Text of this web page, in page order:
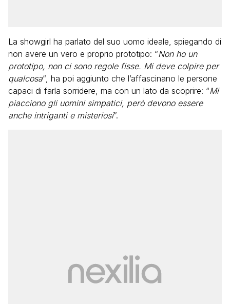
La showgirl ha parlato del suo uomo ideale, spiegando di
non avere un vero e proprio prototipo: “Non ho un
prototipo, non ci sono regole fisse. Mi deve colpire per
qualcosa“, ha poi aggiunto che l’affascinano le persone
capaci di farla sorridere, ma con un lato da scoprire: “Mi
piacciono gli uomini simpatici, però devono essere
anche intriganti e misteriosi”.